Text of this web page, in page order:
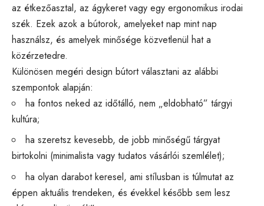
az étkezőasztal, az ágykeret vagy egy ergonomikus irodai
szék. Ezek azok a bútorok, amelyeket nap mint nap
használsz, és amelyek minősége közvetlenül hat a
közérzetedre.
Különösen megéri design bútort választani az alábbi
szempontok alapján:
ha fontos neked az időtálló, nem „eldobható” tárgyi
kultúra;
ha szeretsz kevesebb, de jobb minőségű tárgyat
birtokolni (minimalista vagy tudatos vásárlói szemlélet);
ha olyan darabot keresel, ami stílusban is túlmutat az
éppen aktuális trendeken, és évekkel később sem lesz